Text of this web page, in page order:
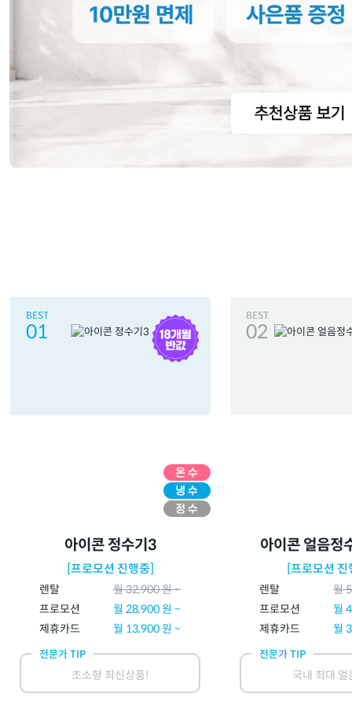
BEST
01
아이콘 정수기3
[프로모션 진행중]
렌탈 월32,900원 ~
프로모션
월 28,900원 ~
제휴카드
월 13,900원 ~
전문가 TIP
초소형 최신상품!
BEST
02
아이콘 얼음정
[프로모션 진
렌탈 월
프로모션
월
제휴카드
월
전문가 TIP
국내 최대 얼